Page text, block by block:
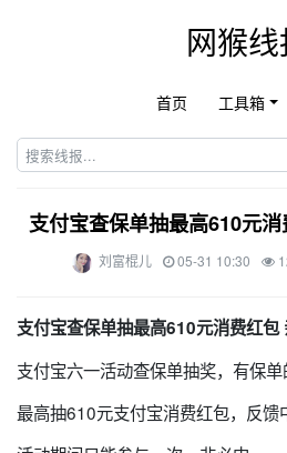
网猴
首页 工具箱
支付宝查保单抽最高610元
刘富棍儿 05-31 10:30
支付宝查保单抽最高610元消费红包
支付宝六一活动查保单抽奖，有保
最高抽610元支付宝消费红包，反